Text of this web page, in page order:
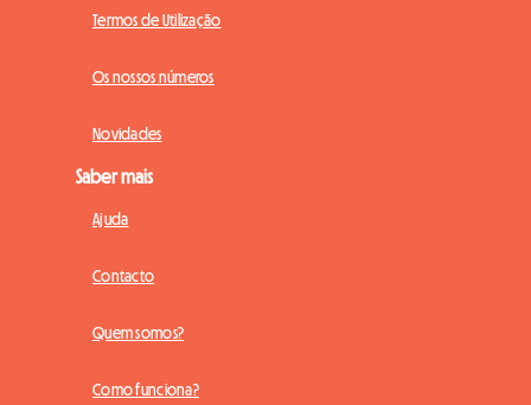
Termos de Utilização
Os nossos números
Novidades
Saber mais
Ajuda
Contacto
Quem somos?
Como funciona?